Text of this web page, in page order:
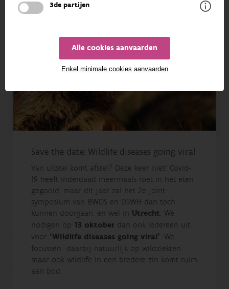
3de partijen
Alle cookies aanvaarden
Enkel minimale cookies aanvaarden
NIEUWSBRIEF JULI 2022
Save the date: Wildlife diseases going viral
Van uitstel komt afstel? Deze keer niet! Covid-
19 heeft inderdaad meermaals roet in het eten
gegooid, maar dit jaar zal het 2e joint-
symposium van BWDS en DSWH dan toch
kunnen doorgaan, en wel in Utrecht. We
nodigen op 13 oktober dan ook iedereen uit
voor ‘Wildlife diseases going viral’. We
focussen daarbij natuurlijk op wildziekten
maar ook wildlife in een bredere zin komt ruim
aan bod.